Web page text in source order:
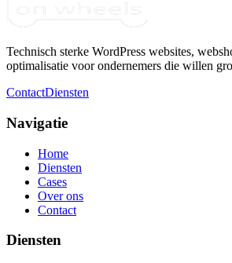
Technisch sterke WordPress websites,
optimalisatie voor ondernemers die willen
ContactDiensten
Navigatie
Home
Diensten
Cases
Over ons
Contact
Diensten